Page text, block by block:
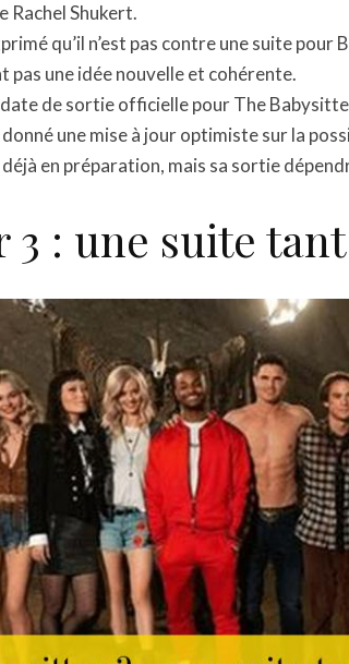
Rachel Shukert.
qu’il n’est pas contre une suite
pas une idée nouvelle et cohérente.
date de sortie officielle pour The
une mise à jour optimiste sur la
en préparation, mais sa sortie
3 : une suite